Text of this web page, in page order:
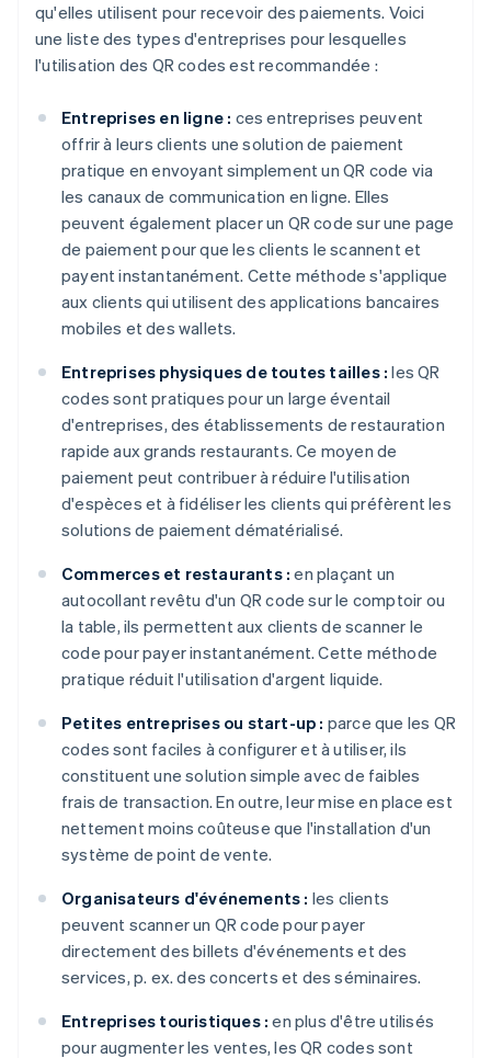
qu'elles utilisent pour recevoir des paiements. Voici
une liste des types d'entreprises pour lesquelles
l'utilisation des QR codes est recommandée :
Entreprises en ligne : ces entreprises peuvent
offrir à leurs clients une solution de paiement
pratique en envoyant simplement un QR code via
les canaux de communication en ligne. Elles
peuvent également placer un QR code sur une page
de paiement pour que les clients le scannent et
payent instantanément. Cette méthode s'applique
aux clients qui utilisent des applications bancaires
mobiles et des wallets.
Entreprises physiques de toutes tailles : les QR
codes sont pratiques pour un large éventail
d'entreprises, des établissements de restauration
rapide aux grands restaurants. Ce moyen de
paiement peut contribuer à réduire l'utilisation
d'espèces et à fidéliser les clients qui préfèrent les
solutions de paiement dématérialisé.
Commerces et restaurants : en plaçant un
autocollant revêtu d'un QR code sur le comptoir ou
la table, ils permettent aux clients de scanner le
code pour payer instantanément. Cette méthode
pratique réduit l'utilisation d'argent liquide.
Petites entreprises ou start-up : parce que les QR
codes sont faciles à configurer et à utiliser, ils
constituent une solution simple avec de faibles
frais de transaction. En outre, leur mise en place est
nettement moins coûteuse que l'installation d'un
système de point de vente.
Organisateurs d'événements : les clients
peuvent scanner un QR code pour payer
directement des billets d'événements et des
services, p. ex. des concerts et des séminaires.
Entreprises touristiques : en plus d'être utilisés
pour augmenter les ventes, les QR codes sont